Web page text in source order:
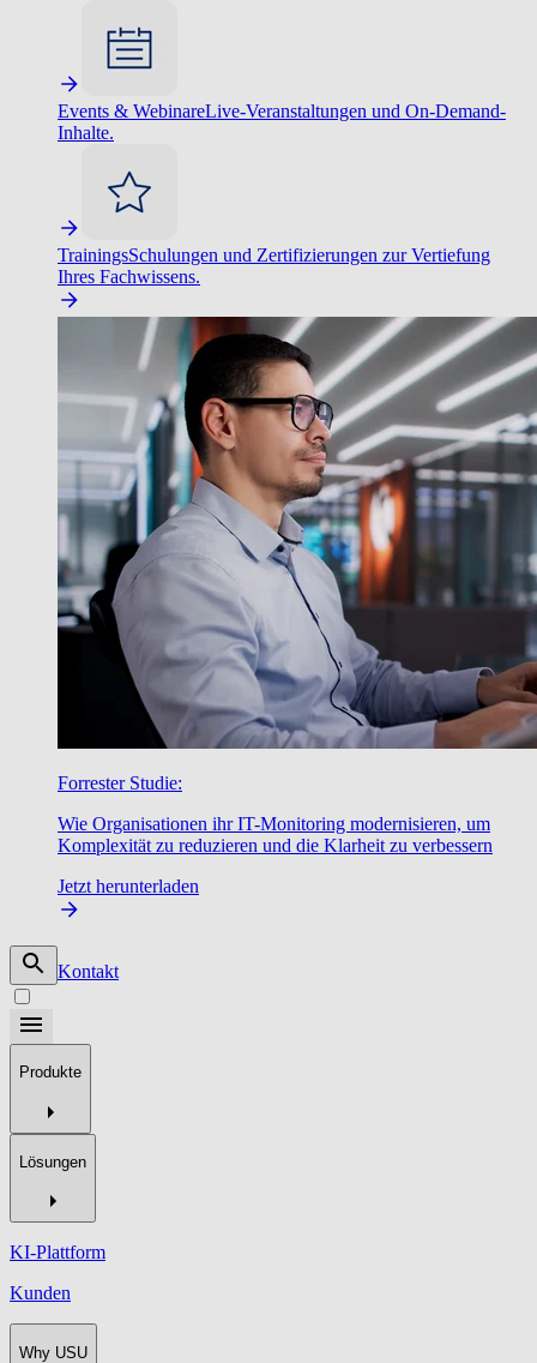
Events & WebinareLive-Veranstaltungen und On-Demand-
Inhalte.
TrainingsSchulungen und Zertifizierungen zur Vertiefung
Ihres Fachwissens.
Forrester Studie:
Wie Organisationen ihr IT-Monitoring modernisieren, um
Komplexität zu reduzieren und die Klarheit zu verbessern
Jetzt herunterladen
Kontakt
Produkte
Lösungen
KI-Plattform
Kunden
Why USU